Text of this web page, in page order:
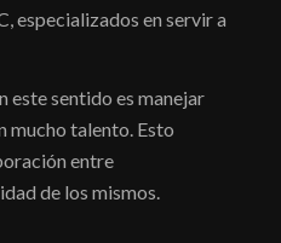
especializados en servir a
este sentido es manejar
mucho talento. Esto
entre
de los mismos.